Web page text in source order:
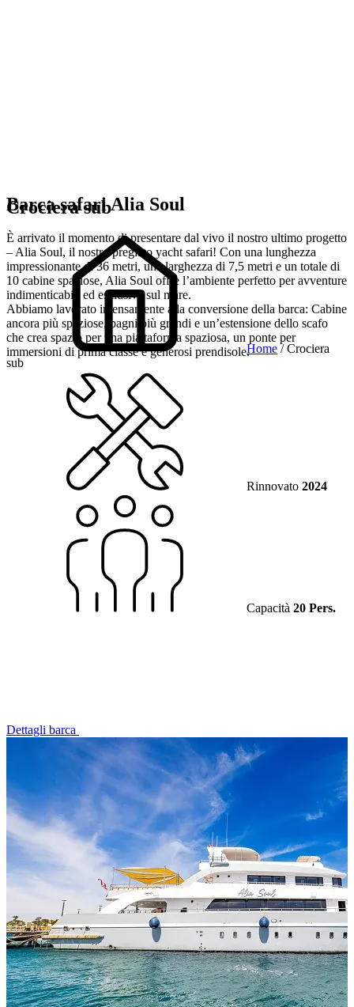
Crociera sub
Home/ Crociera
sub
Barca safari Alia Soul
È arrivato il momento di presentare dal vivo il nostro ultimo progetto
– Alia Soul, il nostro pregiato yacht safari! Con una lunghezza
impressionante di 36 metri, una larghezza di 7,5 metri e un totale di
10 cabine spaziose, Alia Soul offre l’ambiente perfetto per avventure
indimenticabili ed esclusive sul mare.
Abbiamo lavorato intensamente alla conversione della barca: Cabine
ancora più spaziose, bagni più grandi e un’estensione dello scafo
che crea spazio per una piattaforma spaziosa, un ponte per
immersioni di prima classe e generosi prendisole.
Rinnovato 2024
Capacità 20 Pers.
Dettagli barca